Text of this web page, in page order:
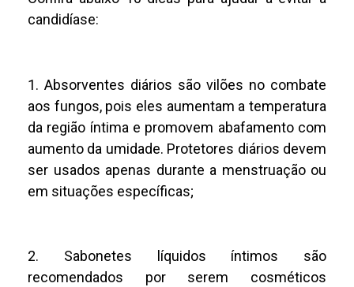
candidíase:
1. Absorventes diários são vilões no combate
aos fungos, pois eles aumentam a temperatura
da região íntima e promovem abafamento com
aumento da umidade. Protetores diários devem
ser usados apenas durante a menstruação ou
em situações específicas;
2. Sabonetes líquidos íntimos são
recomendados por serem cosméticos